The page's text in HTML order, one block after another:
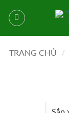
qua
TRANG CHỦ
/